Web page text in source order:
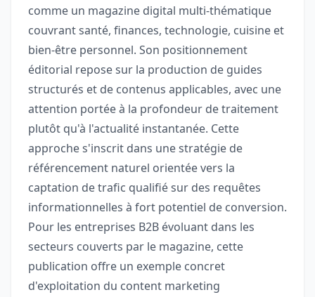
comme un magazine digital multi-thématique
couvrant santé, finances, technologie, cuisine et
bien-être personnel. Son positionnement
éditorial repose sur la production de guides
structurés et de contenus applicables, avec une
attention portée à la profondeur de traitement
plutôt qu'à l'actualité instantanée. Cette
approche s'inscrit dans une stratégie de
référencement naturel orientée vers la
captation de trafic qualifié sur des requêtes
informationnelles à fort potentiel de conversion.
Pour les entreprises B2B évoluant dans les
secteurs couverts par le magazine, cette
publication offre un exemple concret
d'exploitation du content marketing